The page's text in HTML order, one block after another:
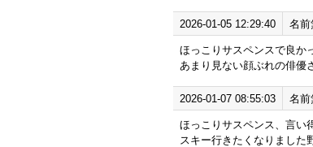
2026-01-05 12:29:40 名前
ほっこりサスペンスで良か
あまり見ない顔ぶれの俳優
2026-01-07 08:55:03 名前
ほっこりサスペンス、言い
スキー行きたくなりました